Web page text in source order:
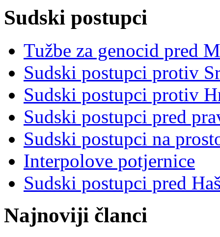
Sudski postupci
Tužbe za genocid pred
Sudski postupci protiv
Sudski postupci protiv
Sudski postupci pred
Sudski postupci na
Interpolove potjernice
Sudski postupci pred
Najnoviji članci